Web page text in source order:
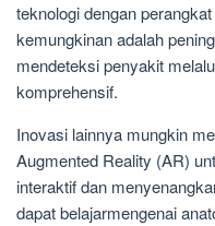
teknologi dengan
kemungkinan adalah
mendeteksi penyakit
komprehensif.
Inovasi lainnya mungkin
Augmented Reality (AR)
interaktif dan
dapat belajarmengenai